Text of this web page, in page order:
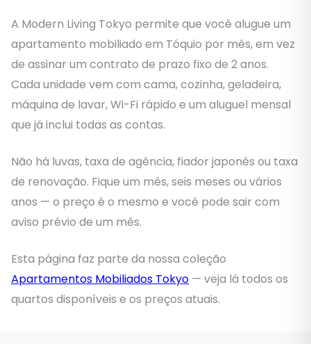
A Modern Living Tokyo permite que você alugue um
apartamento mobiliado em Tóquio por mês, em vez
de assinar um contrato de prazo fixo de 2 anos.
Cada unidade vem com cama, cozinha, geladeira,
máquina de lavar, Wi-Fi rápido e um aluguel mensal
que já inclui todas as contas.
Não há luvas, taxa de agência, fiador japonês ou taxa
de renovação. Fique um mês, seis meses ou vários
anos — o preço é o mesmo e você pode sair com
aviso prévio de um mês.
Esta página faz parte da nossa coleção
Apartamentos Mobiliados Tokyo — veja lá todos os
quartos disponíveis e os preços atuais.